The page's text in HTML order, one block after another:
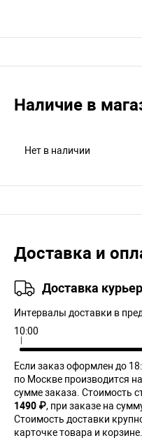
Наличие в
Нет в наличии
Доставка и
Доставка
Интервалы доставки в
10:00
Если заказ оформлен до
по Москве производится
сумме заказа. Cтоимость
1490 ₽, при заказе на
Стоимость доставки
карточке товара и корзине.